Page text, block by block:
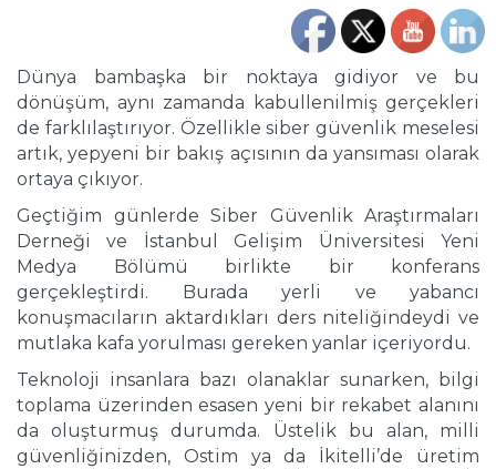
Dünya bambaşka bir noktaya gidiyor ve bu
dönüşüm, aynı zamanda kabullenilmiş gerçekleri
de farklılaştırıyor. Özellikle siber güvenlik meselesi
artık, yepyeni bir bakış açısının da yansıması olarak
ortaya çıkıyor.
Geçtiğim günlerde Siber Güvenlik Araştırmaları
Derneği ve İstanbul Gelişim Üniversitesi Yeni
Medya Bölümü birlikte bir konferans
gerçekleştirdi. Burada yerli ve yabancı
konuşmacıların aktardıkları ders niteliğindeydi ve
mutlaka kafa yorulması gereken yanlar içeriyordu.
Teknoloji insanlara bazı olanaklar sunarken, bilgi
toplama üzerinden esasen yeni bir rekabet alanını
da oluşturmuş durumda. Üstelik bu alan, milli
güvenliğinizden, Ostim ya da İkitelli’de üretim